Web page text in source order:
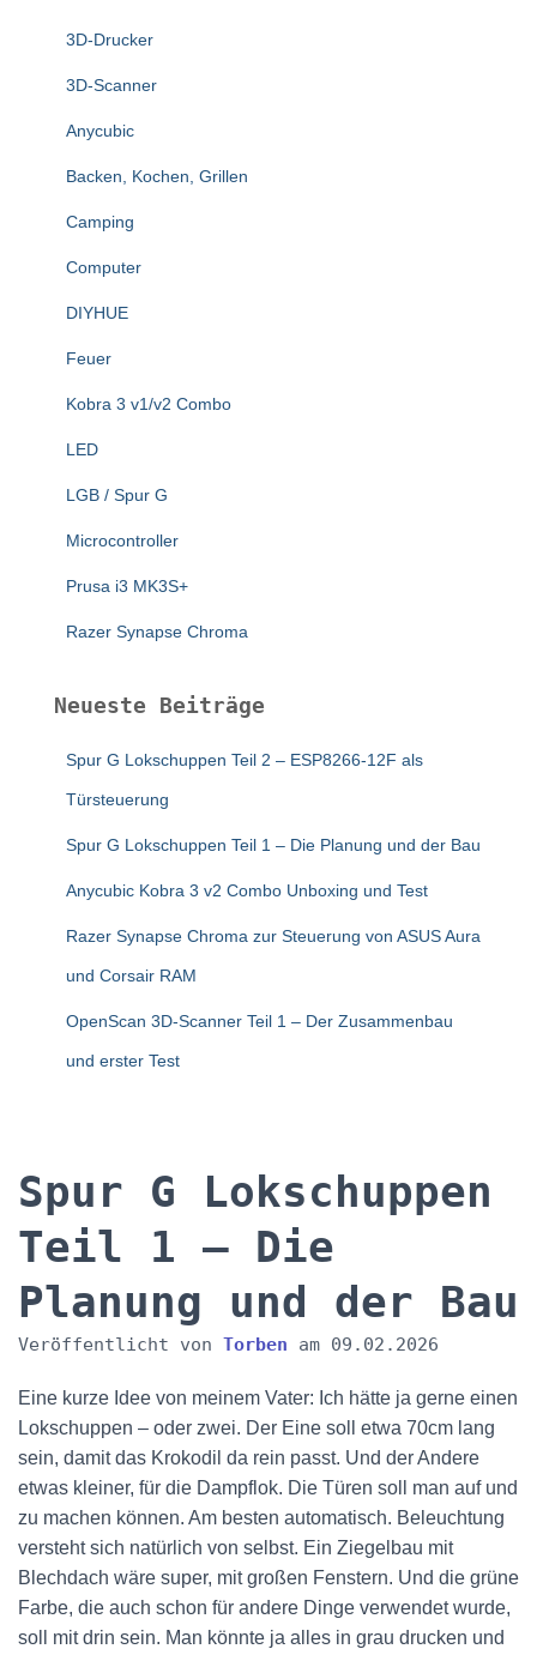
3D-Drucker
3D-Scanner
Anycubic
Backen, Kochen, Grillen
Camping
Computer
DIYHUE
Feuer
Kobra 3 v1/v2 Combo
LED
LGB / Spur G
Microcontroller
Prusa i3 MK3S+
Razer Synapse Chroma
Neueste Beiträge
Spur G Lokschuppen Teil 2 – ESP8266-12F als
Türsteuerung
Spur G Lokschuppen Teil 1 – Die Planung und der Bau
Anycubic Kobra 3 v2 Combo Unboxing und Test
Razer Synapse Chroma zur Steuerung von ASUS Aura
und Corsair RAM
OpenScan 3D-Scanner Teil 1 – Der Zusammenbau
und erster Test
Spur G Lokschuppen
Teil 1 – Die
Planung und der Bau
Veröffentlicht von Torben am 09.02.2026
Eine kurze Idee von meinem Vater: Ich hätte ja gerne einen
Lokschuppen – oder zwei. Der Eine soll etwa 70cm lang
sein, damit das Krokodil da rein passt. Und der Andere
etwas kleiner, für die Dampflok. Die Türen soll man auf und
zu machen können. Am besten automatisch. Beleuchtung
versteht sich natürlich von selbst. Ein Ziegelbau mit
Blechdach wäre super, mit großen Fenstern. Und die grüne
Farbe, die auch schon für andere Dinge verwendet wurde,
soll mit drin sein. Man könnte ja alles in grau drucken und